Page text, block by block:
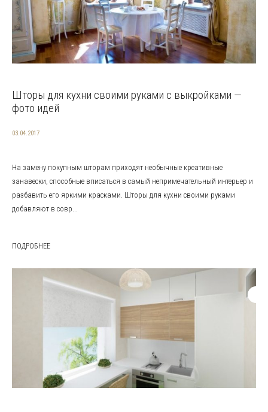
Шторы для кухни своими руками с выкройками —
фото идей
03.04.2017
На замену покупным шторам приходят необычные креативные
занавески, способные вписаться в самый непримечательный интерьер и
разбавить его яркими красками. Шторы для кухни своими руками
добавляют в совр...
ПОДРОБНЕЕ